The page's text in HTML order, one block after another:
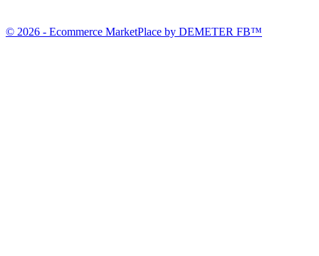
© 2026 - Ecommerce MarketPlace by DEMETER FB™